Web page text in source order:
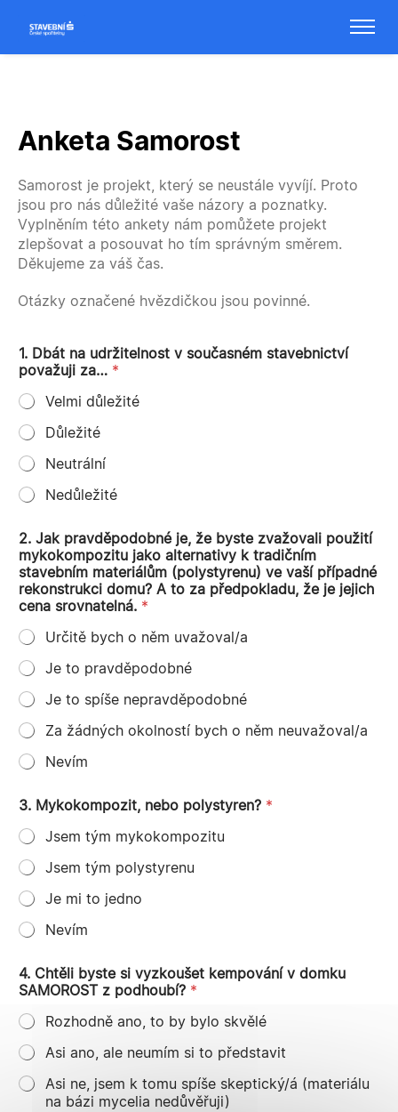
Anketa Samorost
Samorost je projekt, který se neustále vyvíjí. Proto
jsou pro nás důležité vaše názory a poznatky.
Vyplněním této ankety nám pomůžete projekt
zlepšovat a posouvat ho tím správným směrem.
Děkujeme za váš čas.
Otázky označené hvězdičkou jsou povinné.
1. Dbát na udržitelnost v současném stavebnictví
považuji za… *
Velmi důležité
Důležité
Neutrální
Nedůležité
2. Jak pravděpodobné je, že byste zvažovali použití
mykokompozitu jako alternativy k tradičním
stavebním materiálům (polystyrenu) ve vaší případné
rekonstrukci domu? A to za předpokladu, že je jejich
cena srovnatelná. *
Určitě bych o něm uvažoval/a
Je to pravděpodobné
Je to spíše nepravděpodobné
Za žádných okolností bych o něm neuvažoval/a
Nevím
3. Mykokompozit, nebo polystyren? *
Jsem tým mykokompozitu
Jsem tým polystyrenu
Je mi to jedno
Nevím
4. Chtěli byste si vyzkoušet kempování v domku
SAMOROST z podhoubí? *
Rozhodně ano, to by bylo skvělé
Asi ano, ale neumím si to představit
Asi ne, jsem k tomu spíše skeptický/á (materiálu
na bázi mycelia nedůvěřuji)